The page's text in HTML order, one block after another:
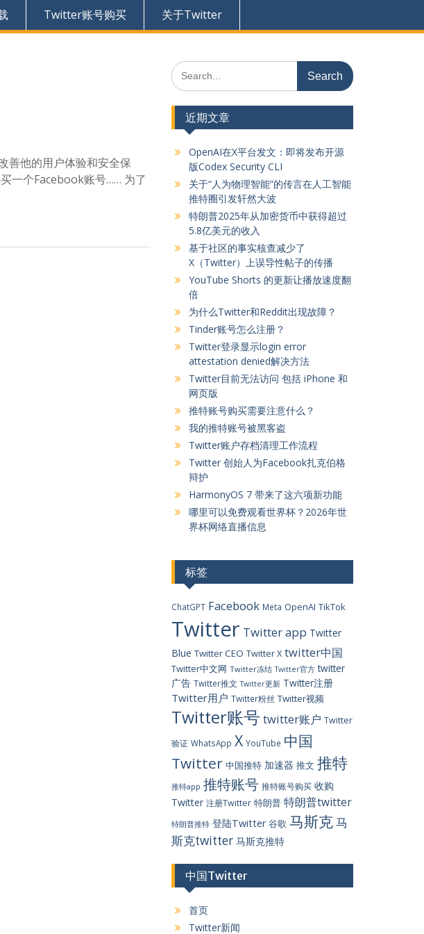
Twitter账号购买 关于Twitter
善他的用户体验和安全保
一个Facebook账号…… 为了
Search
for:
近期文章
OpenAI在X平台发文：即将发布开源
版Codex Security CLI
关于“人为物理智能”的传言在人工智能
推特圈引发轩然大波
特朗普2025年从加密货币中获得超过
5.8亿美元的收入
基于社区的事实核查减少了
X（Twitter）上误导性帖子的传播
YouTube Shorts 的更新让播放速度翻
倍
为什么Twitter和Reddit出现故障？
Tinder账号怎么注册？
Twitter登录显示login error
attestation denied解决方法
Twitter目前无法访问 包括 iPhone 和
网页版
推特账号购买需要注意什么？
我的推特账号被黑客盗
Twitter账户存档清理工作流程
Twitter 创始人为Facebook扎克伯格
辩护
HarmonyOS 7 带来了这六项新功能
哪里可以免费观看世界杯？2026年世
界杯网络直播信息
标签
ChatGPT Facebook Meta OpenAI TikTok
Twitter Twitter app Twitter
Blue Twitter CEO Twitter X twitter中国
Twitter中文网 Twitter冻结 Twitter官方 twitter
广告 Twitter推文 Twitter更新 Twitter注册
Twitter用户 Twitter粉丝 Twitter视频
Twitter账号 twitter账户 Twitter
验证 WhatsApp X YouTube 中国
Twitter 中国推特 加速器 推文 推特
推特app 推特账号 推特账号购买 收购
Twitter 注册Twitter 特朗普 特朗普twitter
特朗普推特 登陆Twitter 谷歌 马斯克马
斯克twitter 马斯克推特
中国Twitter
首页
Twitter新闻